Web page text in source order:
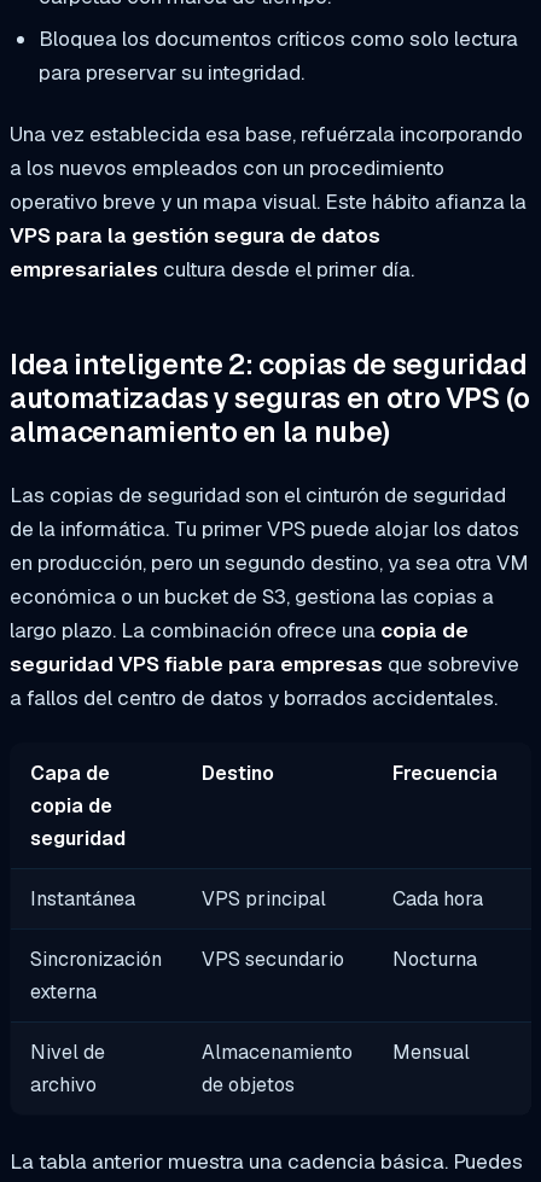
Bloquea los documentos críticos como solo lectura
para preservar su integridad.
Una vez establecida esa base, refuérzala incorporando
a los nuevos empleados con un procedimiento
operativo breve y un mapa visual. Este hábito afianza la
VPS para la gestión segura de datos
empresariales cultura desde el primer día.
Idea inteligente 2: copias de seguridad
automatizadas y seguras en otro VPS (o
almacenamiento en la nube)
Las copias de seguridad son el cinturón de seguridad
de la informática. Tu primer VPS puede alojar los datos
en producción, pero un segundo destino, ya sea otra VM
económica o un bucket de S3, gestiona las copias a
largo plazo. La combinación ofrece una copia de
seguridad VPS fiable para empresas que sobrevive
a fallos del centro de datos y borrados accidentales.
Capa de
copia de
seguridad
Destino Frecuencia
Instantánea VPS principal Cada hora
Sincronización
externa
VPS secundario Nocturna
Nivel de
archivo
Almacenamiento
de objetos
Mensual
La tabla anterior muestra una cadencia básica. Puedes